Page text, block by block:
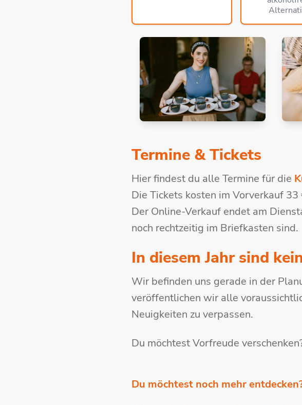
Termine & Tickets
Hier findest du alle Termine für die
Die Tickets kosten im Vorverkauf
Der Online-Verkauf endet am
noch rechtzeitig im Briefkasten sind.
In diesem Jahr sind
Wir befinden uns gerade in der
veröffentlichen wir alle
Neuigkeiten zu verpassen.
Du möchtest Vorfreude
Du möchtest noch mehr